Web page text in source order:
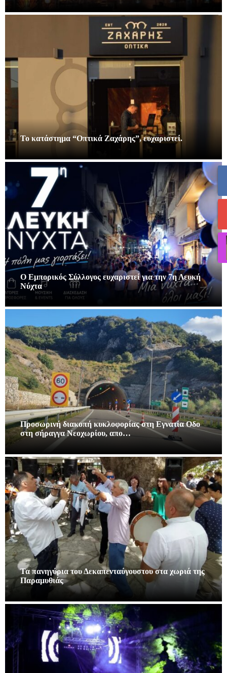
Το κατάστημα “Οπτικά Ζαχάρης”, ευχαριστεί.
Ο Εμπορικός Σύλλογος ευχαριστεί για την 7η Λευκή
Νύχτα
Προσωρινή διακοπή κυκλοφορίας στη Εγνατία Οδο
στη σήραγγα Νεοχωρίου, απο…
Τα πανηγύρια του Δεκαπενταύγουστου στα χωριά της
Παραμυθιάς